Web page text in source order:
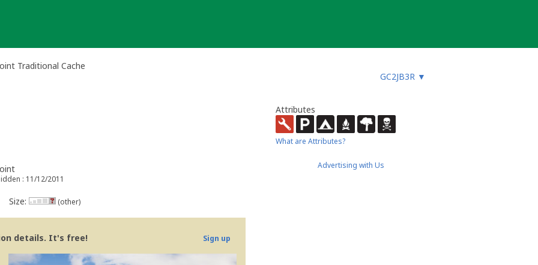
Traditional Cache
GC2JB3R ▼
: 11/12/2011
Size: (other)
details. It's free! Sign up
Attributes
What are Attributes?
Advertising with Us